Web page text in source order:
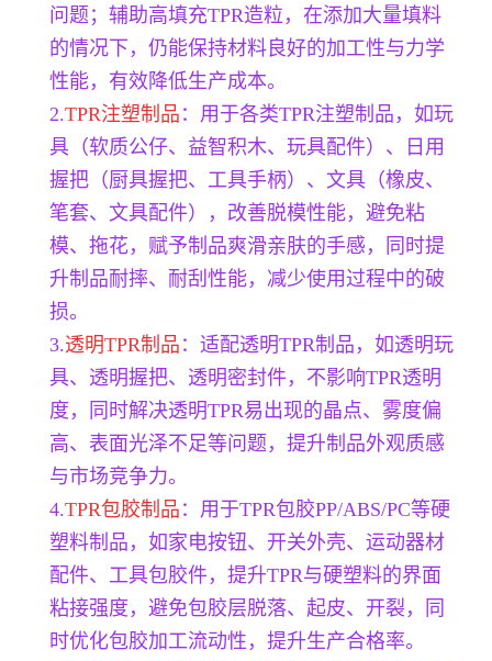
问题；辅助高填充TPR造粒，在添加大量填料
的情况下，仍能保持材料良好的加工性与力学
性能，有效降低生产成本。
2.TPR注塑制品 ：用于各类TPR注塑制品，如玩
具（软质公仔、益智积木、玩具配件）、日用
握把（厨具握把、工具手柄）、文具（橡皮、
笔套、文具配件），改善脱模性能，避免粘
模、拖花，赋予制品爽滑亲肤的手感，同时提
升制品耐摔、耐刮性能，减少使用过程中的破
损。
3.透明TPR制品 ：适配透明TPR制品，如透明玩
具、透明握把、透明密封件，不影响TPR透明
度，同时解决透明TPR易出现的晶点、雾度偏
高、表面光泽不足等问题，提升制品外观质感
与市场竞争力。
4.TPR包胶制品 ：用于TPR包胶PP/ABS/PC等硬
塑料制品，如家电按钮、开关外壳、运动器材
配件、工具包胶件，提升TPR与硬塑料的界面
粘接强度，避免包胶层脱落、起皮、开裂，同
时优化包胶加工流动性，提升生产合格率。